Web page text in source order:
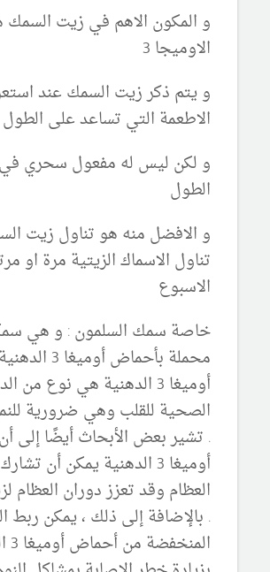
و المكون الاهم في زيت السمك
الاوميجا 3
و يتم ذكر زيت السمك عند
الاطعمة التي تساعد على الطول
و لكن ليس له مفعول سحري في
الطول
و الافضل منه هو تناول زيت
تناول الاسماك الزيتية مرة او
الاسبوع
خاصة سمك السلمون : و هي
محملة بأحماض
أوميغا 3 الدهنية هي نوع من
الصحية للقلب وهي ضرورية
. تشير بعض الأبحاث أيضًا إلى
أوميغا 3 الدهنية يمكن أن
العظام وقد تعزز دوران العظام
. بالإضافة إلى ذلك ، يمكن ربط